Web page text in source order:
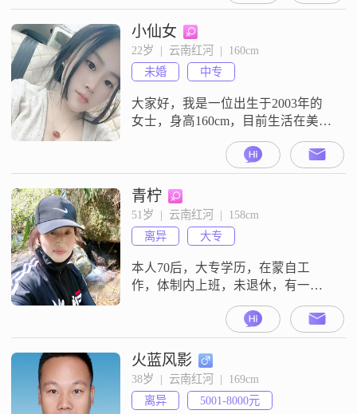
小仙女
22岁  |  云南红河  |  160cm
未婚
中专
大家好，我是一位出生于2003年的
女士，身高160cm，目前生活在美丽
的红河##3002##我在工作中努力进
取，月收入稳定在3001到5000元之
间，虽然学历是中专，但我相信能
力与学历同样重要##3002##我性格
温柔体贴，总是愿意倾听他人的心
声，给予他们关怀和支持##3002##
在生活中，我独立自信，能够处理
各种事务
青柠
51岁  |  云南红河  |  158cm
离异
大专
本人70后，大专学历，在蒙自工
作，体制内上班，未退休，有一女
儿已参加工作##3002##想找一位在
生活中互相尊重，互相陪伴的男士
一起牵手走完人生的下半场！
火蓝风影
38岁  |  云南红河  |  169cm
离异
5001-8000元